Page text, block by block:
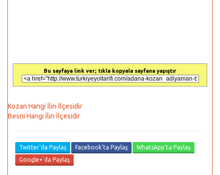
Bu sayfaya link ver; tıkla kopyala sayfana yapıştır
Kozan Hangi İlin İlçesidir
Besni Hangi İlin İlçesidir
Twitter'da Paylaş Facebook'ta Paylaş
WhatsApp'ta Paylaş
Google+'da Paylaş